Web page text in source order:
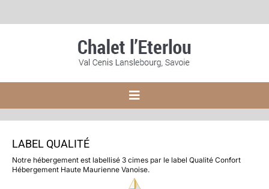
Toggle
Le chalet
LABEL QUALITÉ
Notre hébergement est labellisé 3 cimes par le label Qualité Confort
Hébergement Haute Maurienne Vanoise.